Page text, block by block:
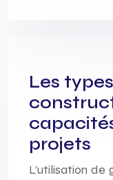
Les
projets
L’utilisation de